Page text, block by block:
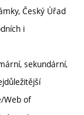
Český Úřad
i
sekundární,
Web of